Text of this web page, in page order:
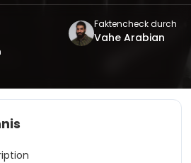
Faktencheck durch
Vahe Arabian